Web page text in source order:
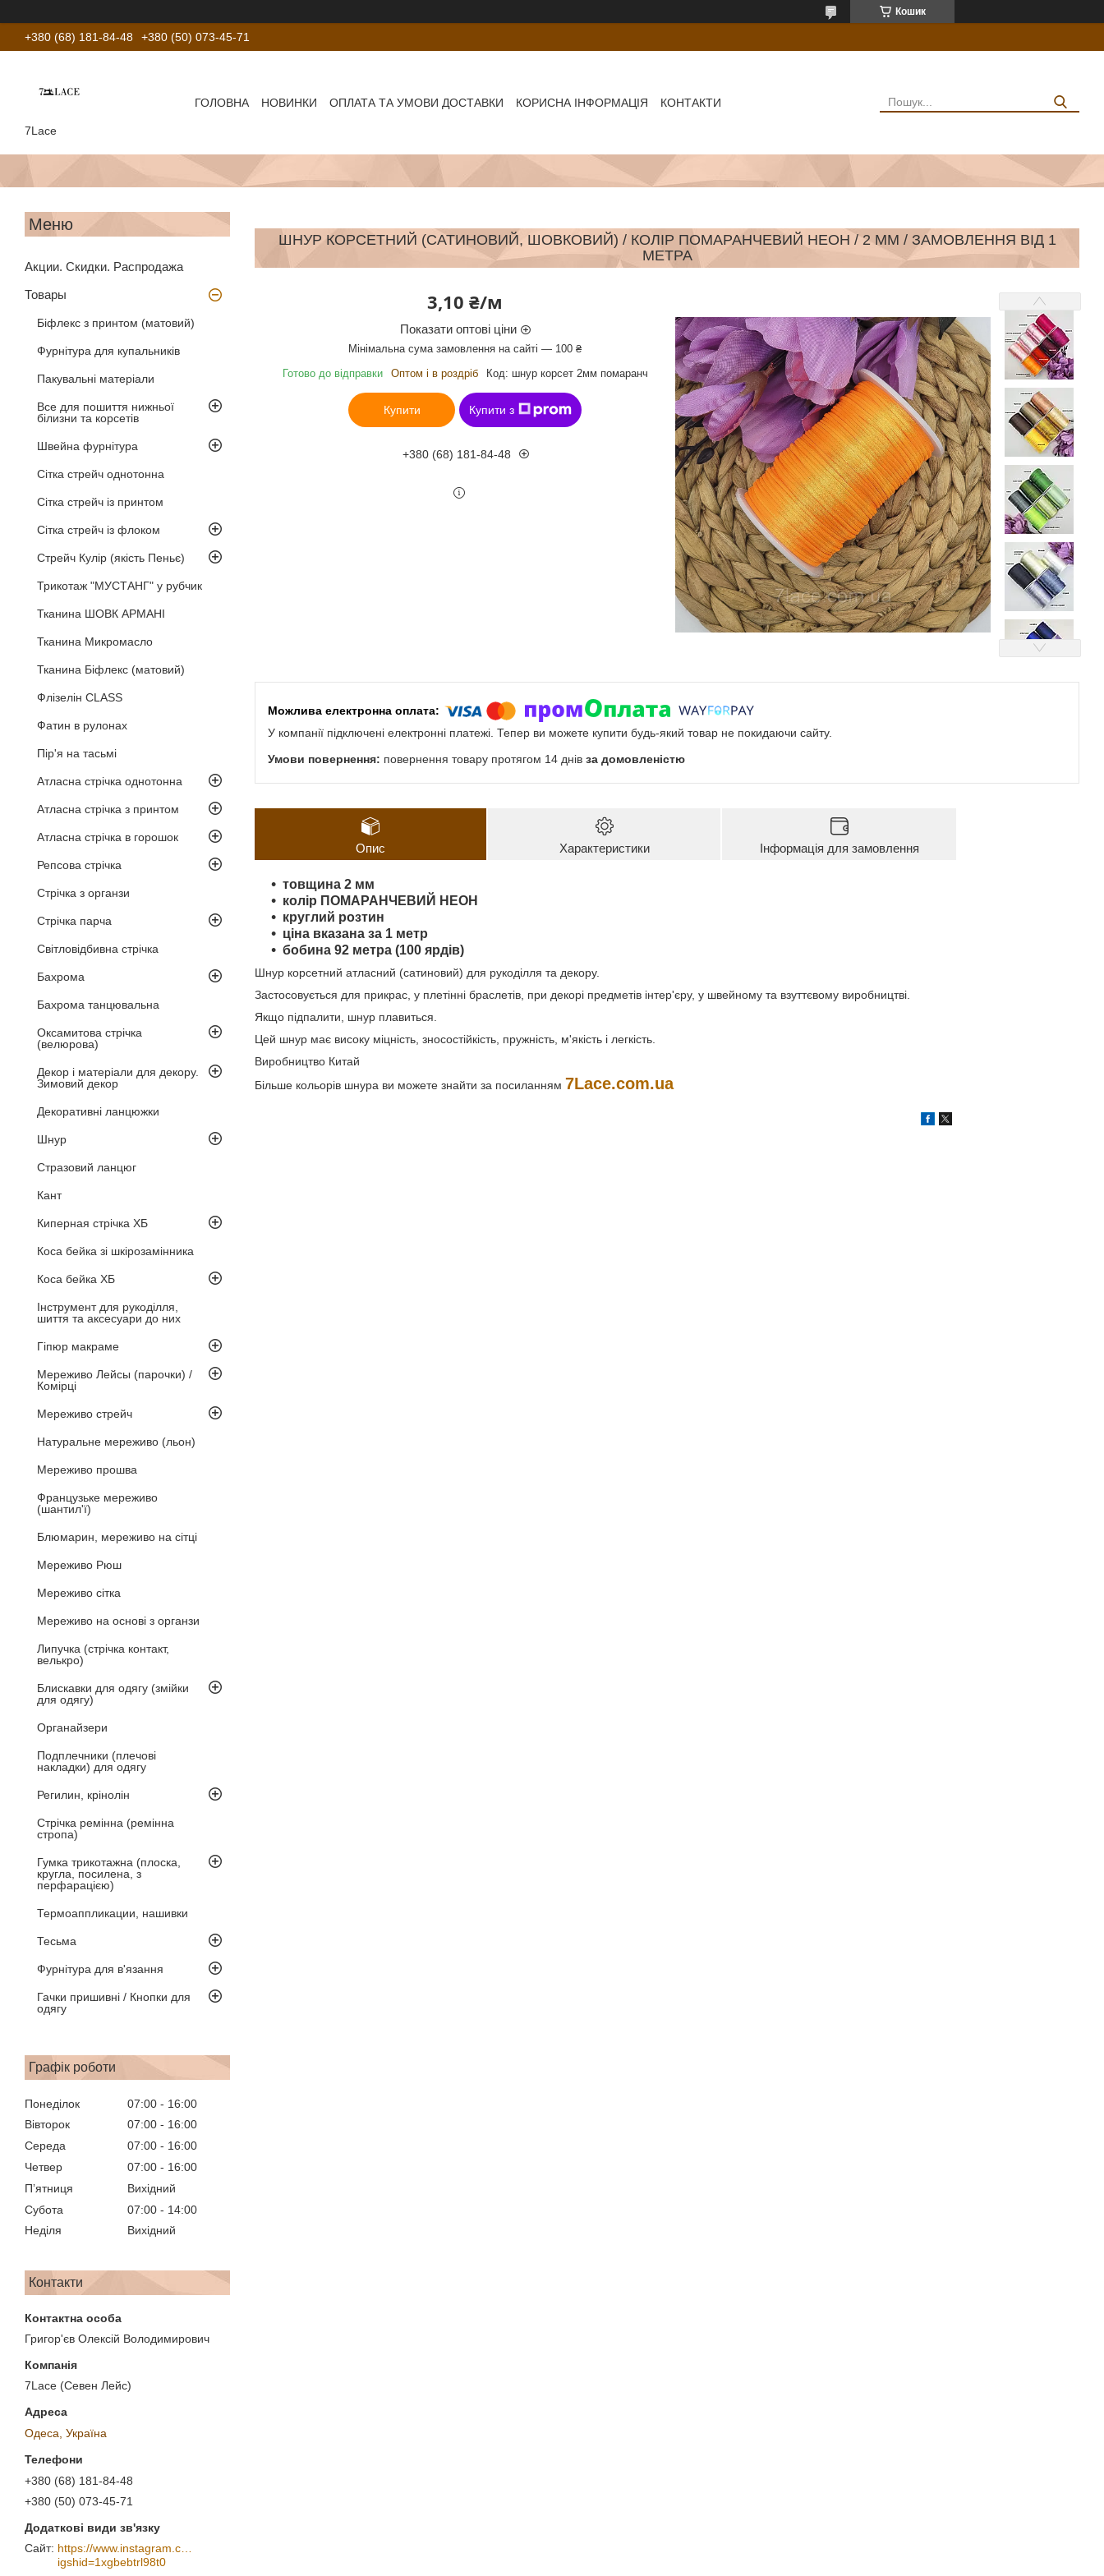
Кошик
+380 (68) 181-84-48 +380 (50) 073-45-71
7Lace
ГОЛОВНА НОВИНКИ ОПЛАТА ТА УМОВИ ДОСТАВКИ КОРИСНА ІНФОРМАЦІЯ КОНТАКТИ
Акции. Скидки. Распродажа
Товары
Біфлекс з принтом (матовий)
Фурнітура для купальників
Пакувальні матеріали
Все для пошиття нижньої
білизни та корсетів
Швейна фурнітура
Сітка стрейч однотонна
Сітка стрейч із принтом
Сітка стрейч із флоком
Стрейч Кулір (якість Пеньє)
Трикотаж "МУСТАНГ" у рубчик
Тканина ШОВК АРМАНІ
Тканина Микромасло
Тканина Біфлекс (матовий)
Флізелін CLASS
Фатин в рулонах
Пір'я на тасьмі
Атласна стрічка однотонна
Атласна стрічка з принтом
Атласна стрічка в горошок
Репсова стрічка
Стрічка з органзи
Стрічка парча
Світловідбивна стрічка
Бахрома
Бахрома танцювальна
Оксамитова стрічка
(велюрова)
Декор і матеріали для декору.
Зимовий декор
Декоративні ланцюжки
Шнур
Стразовий ланцюг
Кант
Киперная стрічка ХБ
Коса бейка зі шкірозамінника
Коса бейка ХБ
Інструмент для рукоділля,
шиття та аксесуари до них
Гіпюр макраме
Мереживо Лейсы (парочки) /
Комірці
Мереживо стрейч
Натуральне мереживо (льон)
Мереживо прошва
Французьке мереживо
(шантил'ї)
Блюмарин, мереживо на сітці
Мереживо Рюш
Мереживо сітка
Мереживо на основі з органзи
Липучка (стрічка контакт,
велькро)
Блискавки для одягу (змійки
для одягу)
Органайзери
Подплечники (плечові
накладки) для одягу
Регилин, крінолін
Стрічка ремінна (ремінна
стропа)
Гумка трикотажна (плоска,
кругла, посилена, з
перфарацією)
Термоаппликации, нашивки
Тесьма
Фурнітура для в'язання
Гачки пришивні / Кнопки для
одягу
Графік роботи
Понеділок 07:00
16:00
Вівторок
07:00
16:00
Середа
07:00
16:00
Четвер
07:00
16:00
Пʼятниця
Вихідний
Субота
07:00
14:00
Неділя
Вихідний
Контакти
Григор'єв Олексій Володимирович
7Lace (Севен Лейс)
Одеса, Україна
+380 (68) 181-84-48
+380 (50) 073-45-71
https://www.instagram.com/7_lace/?
igshid=1xgbebtrl98t0
ШНУР КОРСЕТНИЙ (САТИНОВИЙ, ШОВКОВИЙ) / КОЛІР ПОМАРАНЧЕВИЙ НЕОН / 2 ММ / ЗАМОВЛЕННЯ ВІД 1
МЕТРА
3,10 ₴/м
Показати оптові ціни
Мінімальна сума замовлення на сайті — 100 ₴
Готово до відправки
Оптом і в роздріб Код: шнур корсет 2мм помаранч
Купити Купити з
+380 (68) 181-84-48
У компанії підключені електронні платежі. Тепер ви можете купити будь-який товар не покидаючи сайту.
повернення товару протягом 14 днів за домовленістю
Опис Характеристики Інформація для замовлення
товщина 2 мм
колір ПОМАРАНЧЕВИЙ НЕОН
круглий розтин
ціна вказана за 1 метр
бобина 92 метра (100 ярдів)
Шнур корсетний атласний (сатиновий) для рукоділля та декору.
Застосовується для прикрас, у плетінні браслетів, при декорі предметів інтер'єру, у швейному та взуттєвому виробництві.
Якщо підпалити, шнур плавиться.
Цей шнур має високу міцність, зносостійкість, пружність, м'якість і легкість.
Виробництво Китай
Більше кольорів шнура ви можете знайти за посиланням 7Lace.com.ua